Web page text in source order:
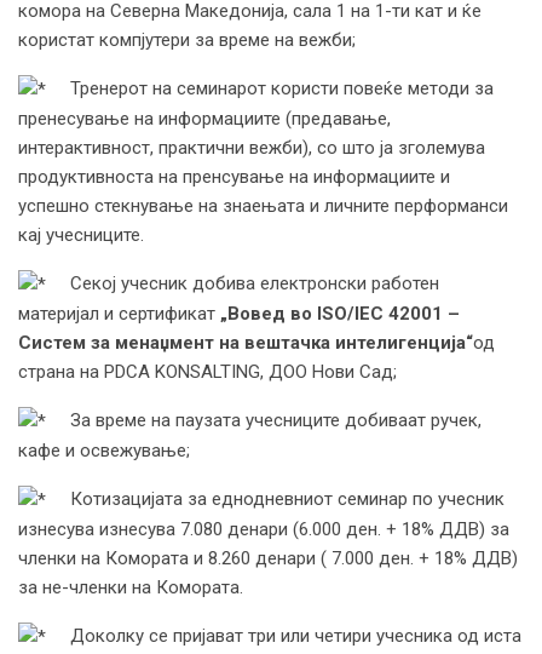
комора на Северна Македонија, сала 1 на 1-ти кат и ќе
користат компјутери за време на вежби;
Тренерот на семинарот користи повеќе методи за
пренесување на информациите (предавање,
интерактивност, практични вежби), со што ја зголемува
продуктивноста на пренсување на информациите и
успешно стекнување на знаењата и личните перформанси
кај учесниците.
Секој учесник добива електронски работен
материјал и сертификат „Вовед во ISO/IEC 42001 –
Систем за менаџмент на вештачка интелигенција“од
страна на PDCA KONSALTING, ДОО Нови Сад;
За време на паузата учесниците добиваат ручек,
кафе и освежување;
Котизацијата за еднодневниот семинар по учесник
изнесува изнесува 7.080 денари (6.000 ден. + 18% ДДВ) за
членки на Комората и 8.260 денари ( 7.000 ден. + 18% ДДВ)
за не-членки на Комората.
Доколку се пријават три или четири учесника од иста